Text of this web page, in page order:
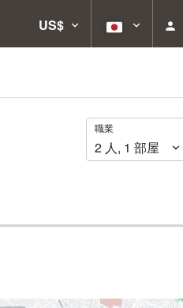
US$
職
業
職業
2 人, 1 部屋